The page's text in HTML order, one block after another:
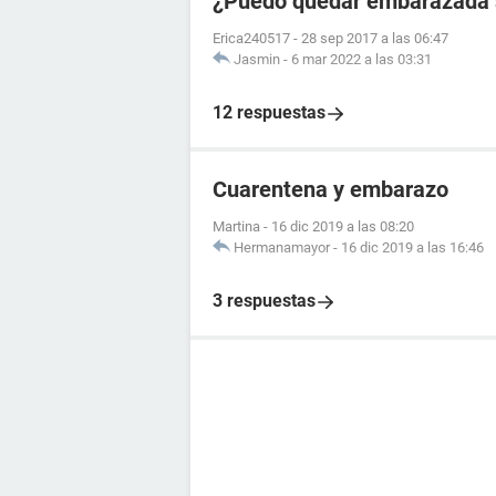
Erica240517 - 28 sep 2017 a las 06:47
Jasmin - 6 mar 2022 a las 03:31
12 respuestas
Cuarentena y embarazo
Martina - 16 dic 2019 a las 08:20
Hermanamayor - 16 dic 2019 a las 16:46
3 respuestas